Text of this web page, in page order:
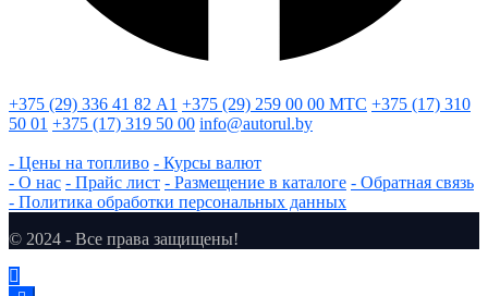
+375 (29) 336 41 82 А1 +375 (29) 259 00 00 МТС +375 (17) 310
50 01 +375 (17) 319 50 00 info@autorul.by
- Цены на топливо - Курсы валют
- О нас - Прайс лист - Размещение в каталоге - Обратная связь
- Политика обработки персональных данных
© 2024 - Все права защищены!